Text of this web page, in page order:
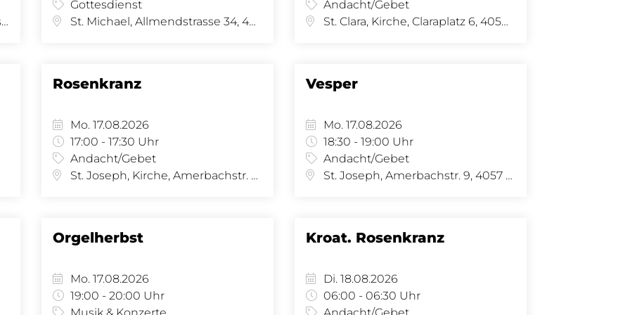
St. Michael, Kirche, Allmendstrasse 34, 4058 Basel
Gottesdienst
St. Michael, Allmendstrasse 34, 4058 Basel
Andacht/Gebet
St. Clara, Kirche, Claraplatz 6, 4058 Basel
Rosenkranz
Mo. 17.08.2026
17:00 - 17:30 Uhr
Andacht/Gebet
St. Joseph, Kirche, Amerbachstr. 9, 4057 Basel
Vesper
Mo. 17.08.2026
18:30 - 19:00 Uhr
Andacht/Gebet
St. Joseph, Amerbachstr. 9, 4057 Basel
Orgelherbst
Mo. 17.08.2026
19:00 - 20:00 Uhr
Kroat. Rosenkranz
Di. 18.08.2026
06:00 - 06:30 Uhr